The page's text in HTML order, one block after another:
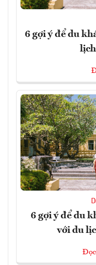
6 gợi ý để du
6 gợi ý để du
với du